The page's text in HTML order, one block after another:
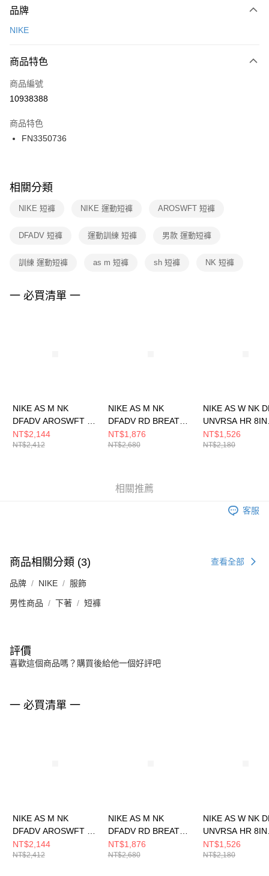
台灣樂天信用卡公司
【關於「AFTEE先享後付」】
便利好安心！
３．安心：先確認商品／服務後，再付款。
【「AFTEE先享後付」結帳流程】
１．於結帳方式選擇「AFTEE先享後付」後，將跳轉至「AFTEE先享後付」
２．訂單成立數日內，您將收到繳費通知簡訊。
３．收到繳費通知簡訊後14天內，點擊此簡訊中的連結，可透過四大超商／
ATM／網路銀行／等多元方式進行付款，方視為交易完成。
※ 交易是否成功請以「AFTEE先享後付 」之結帳頁面顯示為準，若有關於
是否繳費成功／繳費後需取消欲退款等相關疑問，請聯繫「AFTEE先享後付
客戶支援中心」
https://netprotections.freshdesk.com/support/home
１．透過由恩沛科技股份有限公司提供之「AFTEE先享後付」服務完成之交
權轉讓予恩沛科技股份有限公司。
３．未成年的使用者請事先徵得法定代理人或監護人之同意方可使用
「AFTEE先享後付」，若未經同意申辦者引起之損失，本公司不負相關責
運送方式
每筆NT$100，滿NT$1,500(含以上)免運費
宅配
每筆NT$100，滿NT$1,500(含以上)免運費
品牌
NIKE
商品特色
商品編號
10938388
商品特色
FN3350736
相關分類
NIKE 短褲 NIKE 運動短褲 AROSWFT 短褲
DFADV 短褲 運動訓練 短褲 男款 運動短褲
訓練 運動短褲 as m 短褲 sh 短褲 NK 短褲
一 必買清單 一
NIKE AS M NK
DFADV AROSWFT SS
TOP 男 短袖上衣
HJ3378010
NT$2,144
NT$2,412
NIKE AS M NK
DFADV RD BREATHE
4BF S 男 短褲
HJ4151010
NT$1,876
NT$2,680
NIKE AS W NK
UNVRSA HR 8IN
SHRT 女 短褲
HQ6824010
NT$1,526
NT$2,180
相關推薦
客服
商品相關分類 (3) 查看全部
品牌 NIKE 服飾
男性商品 下著 短褲
評價
喜歡這個商品嗎？購買後給他一個好評吧
一 必買清單 一
NIKE AS M NK
DFADV AROSWFT SS
TOP 男 短袖上衣
HJ3378010
NT$2,144
NT$2,412
NIKE AS M NK
DFADV RD BREATHE
4BF S 男 短褲
HJ4151010
NT$1,876
NT$2,680
NIKE AS W NK
UNVRSA HR 8IN
SHRT 女 短褲
HQ6824010
NT$1,526
NT$2,180